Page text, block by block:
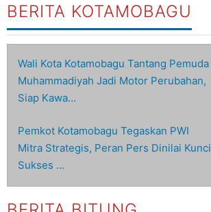
BERITA KOTAMOBAGU
Wali Kota Kotamobagu Tantang Pemuda
Muhammadiyah Jadi Motor Perubahan,
Siap Kawa…
Pemkot Kotamobagu Tegaskan PWI
Mitra Strategis, Peran Pers Dinilai Kunci
Sukses …